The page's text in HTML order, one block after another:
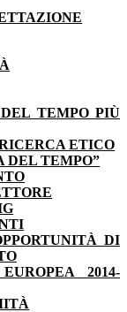
TEMPO PIÙ
ETICO
DEL TEMPO”
DI
2014-